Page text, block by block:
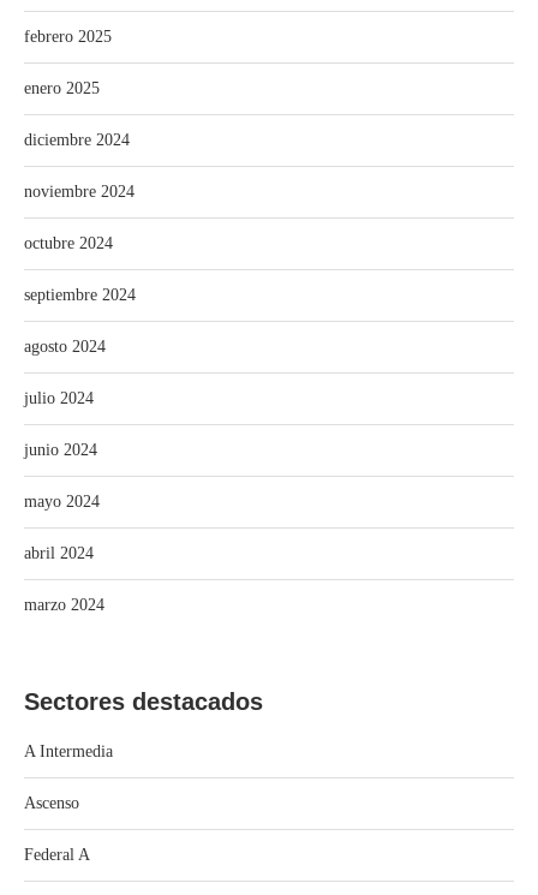
febrero 2025
enero 2025
diciembre 2024
noviembre 2024
octubre 2024
septiembre 2024
agosto 2024
julio 2024
junio 2024
mayo 2024
abril 2024
marzo 2024
Sectores destacados
A Intermedia
Ascenso
Federal A